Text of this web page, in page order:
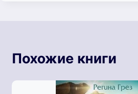
Похожие книги